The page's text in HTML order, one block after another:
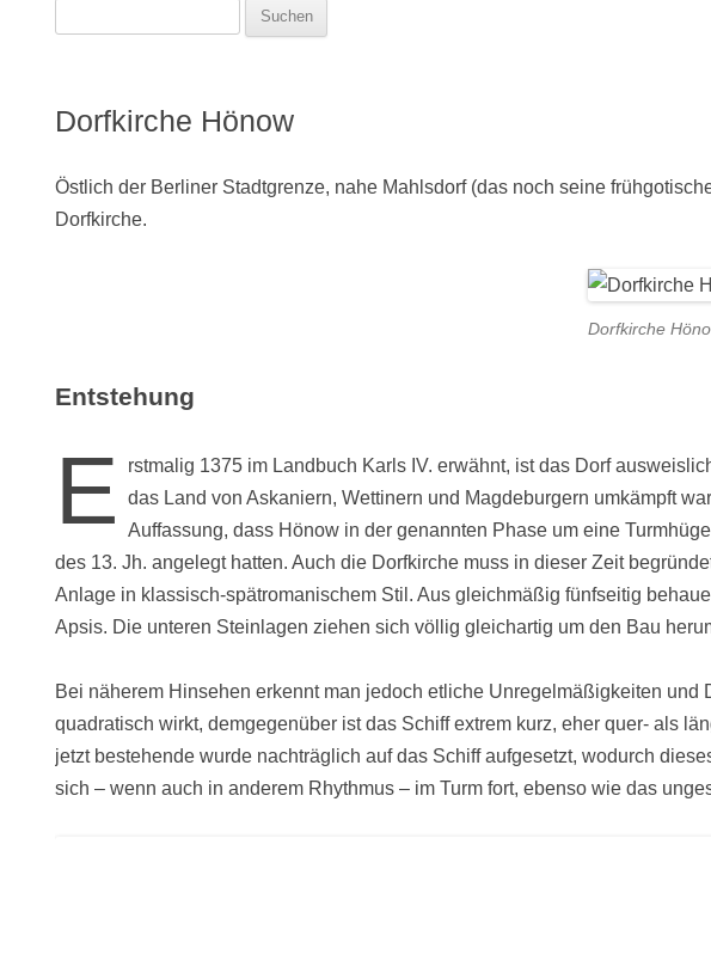
Dorfkirche Hönow
Östlich der Berliner Stadtgrenze, nahe Mahlsdorf (das noch seine
Dorfkirche.
Dorfkirche
Entstehung
E
rstmalig 1375 im Landbuch Karls IV. erwähnt, ist das Dorf
das Land von Askaniern, Wettinern und Magdeburgern umkämpft
Auffassung, dass Hönow in der genannten Phase um eine
des 13. Jh. angelegt hatten. Auch die Dorfkirche muss in dieser Zeit
Anlage in klassisch-spätromanischem Stil. Aus gleichmäßig fünfseitig
Apsis. Die unteren Steinlagen ziehen sich völlig gleichartig um den Bau
Bei näherem Hinsehen erkennt man jedoch etliche Unregelmäßigkeiten
quadratisch wirkt, demgegenüber ist das Schiff extrem kurz, eher quer- als
jetzt bestehende wurde nachträglich auf das Schiff aufgesetzt, wodurch
sich – wenn auch in anderem Rhythmus – im Turm fort, ebenso wie das